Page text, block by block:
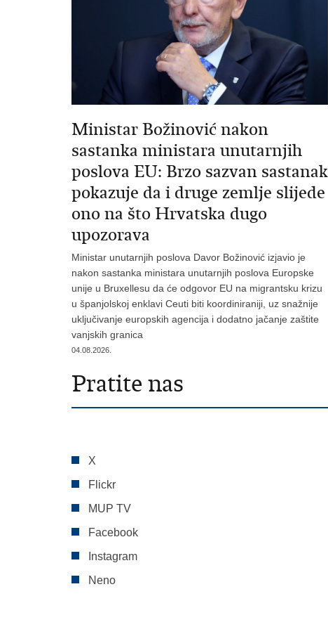
Ministar Božinović nakon
sastanka ministara unutarnjih
poslova EU: Brzo sazvan sastanak
pokazuje da i druge zemlje slijede
ono na što Hrvatska dugo
upozorava
Ministar unutarnjih poslova Davor Božinović izjavio je
nakon sastanka ministara unutarnjih poslova Europske
unije u Bruxellesu da će odgovor EU na migrantsku krizu
u španjolskoj enklavi Ceuti biti koordiniraniji, uz snažnije
uključivanje europskih agencija i dodatno jačanje zaštite
vanjskih granica
04.08.2026.
Pratite nas
X
Flickr
MUP TV
Facebook
Instagram
Neno